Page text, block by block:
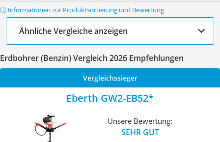
ⓘ Informationen zur Produktsortierung und Bewertung
Ähnliche Vergleiche anzeigen
Erdbohrer (Benzin) Vergleich 2026 Empfehlungen
Vergleichssieger
Eberth ‎GW2-EB52
Unsere Bewertung:
SEHR GUT